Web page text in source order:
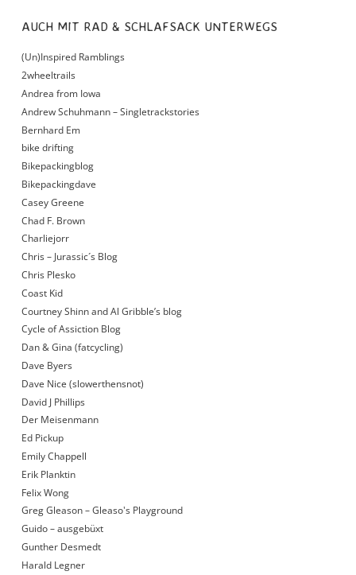
AUCH MIT RAD & SCHLAFSACK UNTERWEGS
(Un)Inspired Ramblings
2wheeltrails
Andrea from Iowa
Andrew Schuhmann – Singletrackstories
Bernhard Em
bike drifting
Bikepackingblog
Bikepackingdave
Casey Greene
Chad F. Brown
Charliejorr
Chris – Jurassic´s Blog
Chris Plesko
Coast Kid
Courtney Shinn and Al Gribble’s blog
Cycle of Assiction Blog
Dan & Gina (fatcycling)
Dave Byers
Dave Nice (slowerthensnot)
David J Phillips
Der Meisenmann
Ed Pickup
Emily Chappell
Erik Planktin
Felix Wong
Greg Gleason – Gleaso's Playground
Guido – ausgebüxt
Gunther Desmedt
Harald Legner